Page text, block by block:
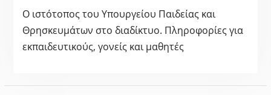
Ο ιστότοπος του Υπουργείου Παιδείας και
Θρησκευμάτων στο διαδίκτυο. Πληροφορίες για
εκπαιδευτικούς, γονείς και μαθητές